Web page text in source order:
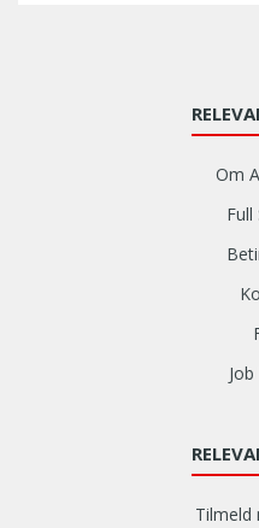
Om
Full
Tilmeld